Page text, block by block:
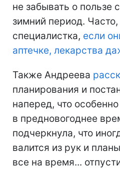
не забывать о пользе
зимний период.
специалистка, если
аптечке, лекарства
Также Андреева
планирования и
наперед, что
в предновогоднее
подчеркнула, что
валится из рук и
все на время...